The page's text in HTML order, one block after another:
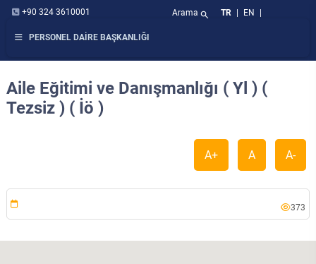
+90 324 3610001 Arama search TR EN
PERSONEL DAİRE BAŞKANLIĞI
Aile Eğitimi ve Danışmanlığı ( Yl ) (
Tezsiz ) ( İö )
A+ A A-
373